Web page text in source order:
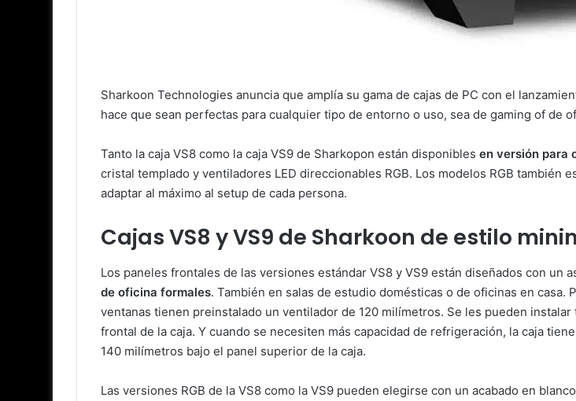
Sharkoon Technologies anuncia que amplía su gama de cajas de PC con el
hace que sean perfectas para cualquier tipo de entorno o uso, sea de gaming of de
Tanto la caja VS8 como la caja VS9 de Sharkopon están disponibles en versión para
cristal templado y ventiladores LED direccionables RGB. Los modelos RGB también
adaptar al máximo al setup de cada persona.
Cajas VS8 y VS9 de Sharkoon de estilo
Los paneles frontales de las versiones estándar VS8 y VS9 están diseñados con un
de oficina formales. También en salas de estudio domésticas o de oficinas en
ventanas tienen preinstalado un ventilador de 120 milímetros. Se les pueden
frontal de la caja. Y cuando se necesiten más capacidad de refrigeración, la caja
140 milímetros bajo el panel superior de la caja.
Las versiones RGB de la VS8 como la VS9 pueden elegirse con un acabado en